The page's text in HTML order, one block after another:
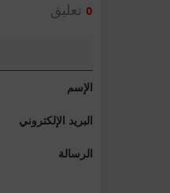
0 تعليق
الإسم
البريد الإلكتروني
الرسالة